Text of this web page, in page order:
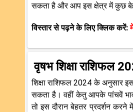
सकता है और आप इस क्षेत्र में कुछ
विस्तार से पढ़ने के लिए क्लिक करें:
वृषभ शिक्षा राशिफल
शिक्षा राशिफल 2024 के अनुसार
सकता है। वहीं केतु आपके पांचवें
तो इस दौरान बेहतर प्रदर्शन